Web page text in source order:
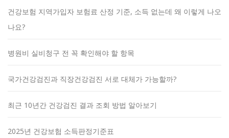
건강보험 지역가입자 보험료 산정 기준, 소득 없는데 왜 이렇게 나오
나요?
병원비 실비청구 전 꼭 확인해야 할 항목
국가건강검진과 직장건강검진 서로 대체가 가능할까?
최근 10년간 건강검진 결과 조회 방법 알아보기
2025년 건강보험 소득판정기준표